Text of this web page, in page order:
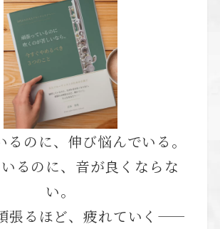
るのに、伸び悩んでいる。
るのに、音が良くならな
い。
張るほど、疲れていく——